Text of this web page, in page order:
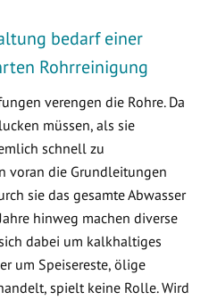
bedarf einer
Rohrreinigung
verengen die Rohre. Da
müssen, als sie
schnell zu
voran die Grundleitungen
sie das gesamte Abwasser
hinweg machen diverse
dabei um kalkhaltiges
um Speisereste, ölige
spielt keine Rolle. Wird